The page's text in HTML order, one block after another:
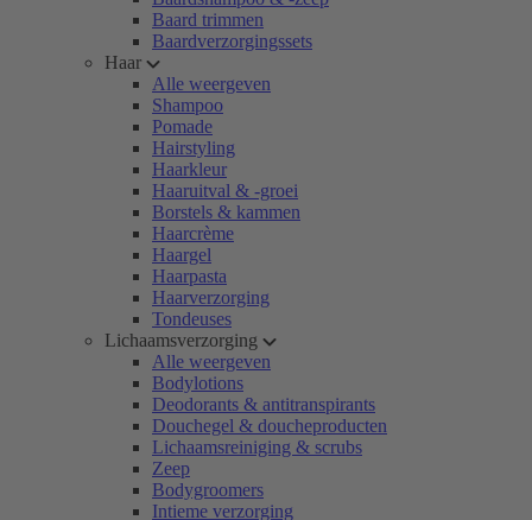
Baard trimmen
Baardverzorgingssets
Haar
Alle weergeven
Shampoo
Pomade
Hairstyling
Haarkleur
Haaruitval & -groei
Borstels & kammen
Haarcrème
Haargel
Haarpasta
Haarverzorging
Tondeuses
Lichaamsverzorging
Alle weergeven
Bodylotions
Deodorants & antitranspirants
Douchegel & doucheproducten
Lichaamsreiniging & scrubs
Zeep
Bodygroomers
Intieme verzorging